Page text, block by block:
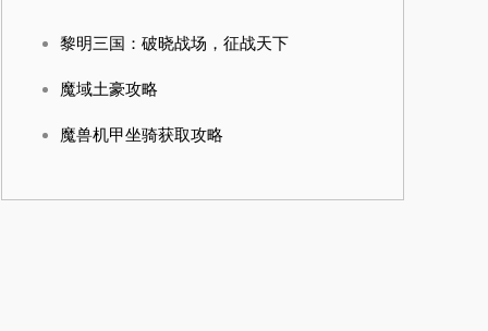
黎明三国：破晓战场，征战天下
魔域土豪攻略
魔兽机甲坐骑获取攻略